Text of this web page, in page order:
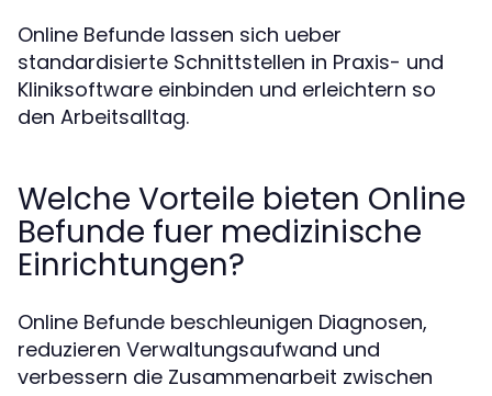
Online Befunde lassen sich ueber
standardisierte Schnittstellen in Praxis- und
Kliniksoftware einbinden und erleichtern so
den Arbeitsalltag.
Welche Vorteile bieten Online
Befunde fuer medizinische
Einrichtungen?
Online Befunde beschleunigen Diagnosen,
reduzieren Verwaltungsaufwand und
verbessern die Zusammenarbeit zwischen